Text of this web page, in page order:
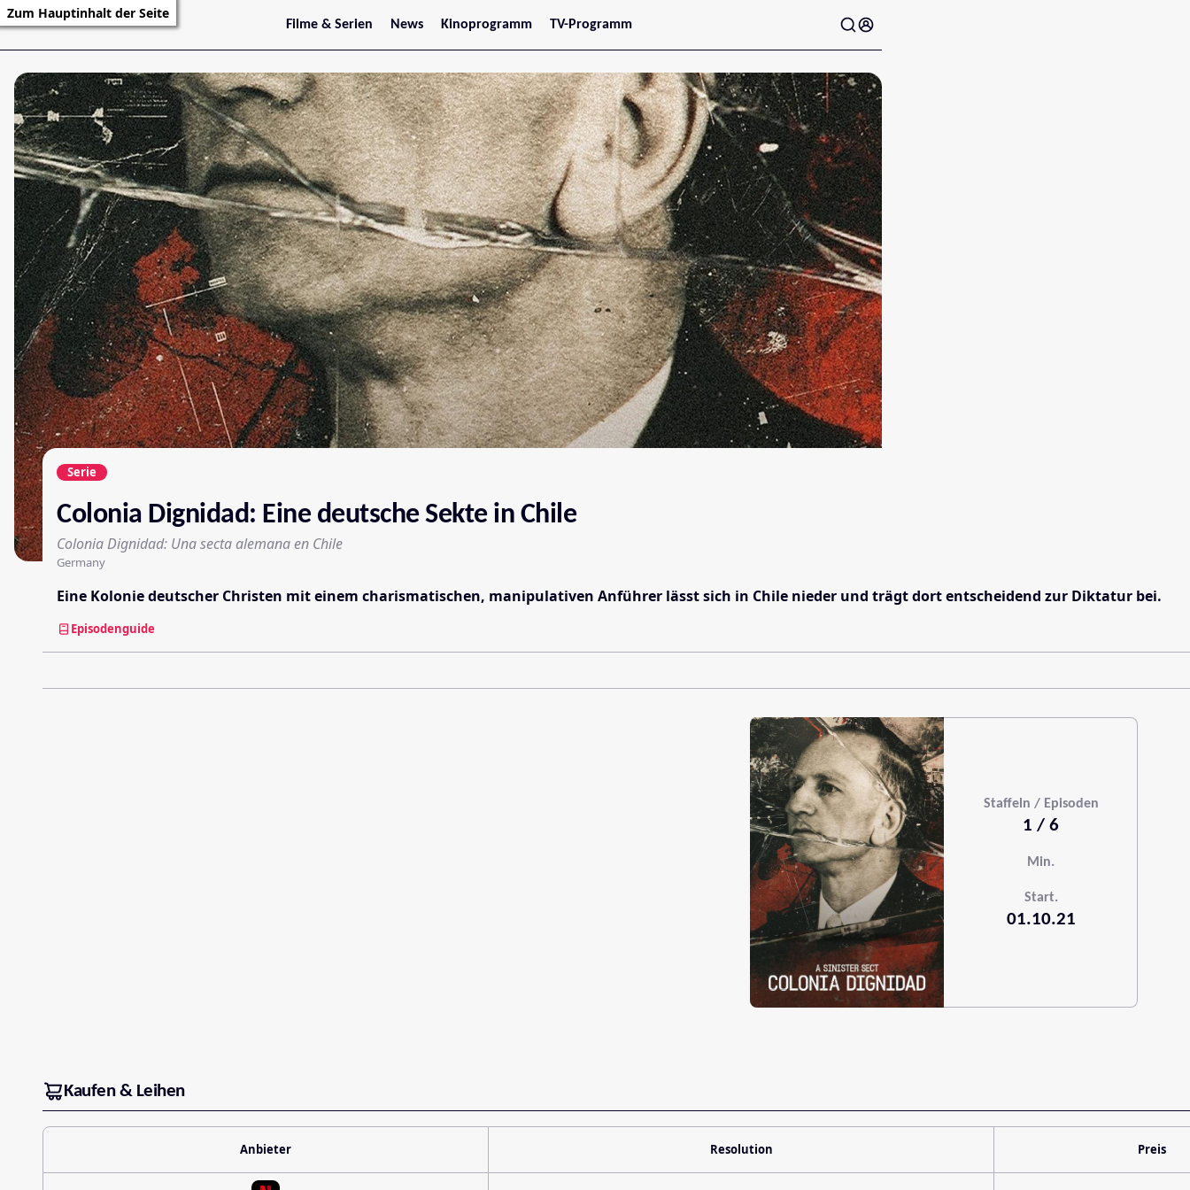
Zum Hauptinhalt der Seite
Filme & Serien
Trailer
Filmarchiv
Serienarchiv
News
Stars
Kinoprogramm
Jetzt im Kino
Wien
Niederösterreich
Oberösterreich
Steiermark
Burgenland
Kärnten
Salzburg
Tirol
Vorarlberg
TV-Programm
Serie
Colonia Dignidad: Eine deutsche Sekte in Chile
Colonia Dignidad: Una secta alemana en Chile
Germany
Eine Kolonie deutscher Christen mit einem charismatischen, manipulativen Anführer lässt sich in Chile nieder und trägt dort entscheidend zur Diktatur bei.
Episodenguide
Staffeln / Episoden
1 / 6
Min.
Start.
01.10.21
Kaufen & Leihen
Anbieter Resolution Preis